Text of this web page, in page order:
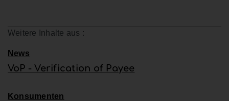
Weitere Inhalte aus :
News
VoP - Verification of Payee
Konsumenten